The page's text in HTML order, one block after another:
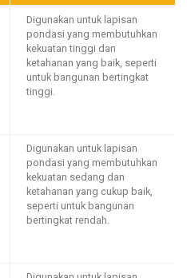
Digunakan untuk lapisan
pondasi yang membutuhkan
kekuatan tinggi dan
ketahanan yang baik, seperti
untuk bangunan bertingkat
tinggi.
Digunakan untuk lapisan
pondasi yang membutuhkan
kekuatan sedang dan
ketahanan yang cukup baik,
seperti untuk bangunan
bertingkat rendah.